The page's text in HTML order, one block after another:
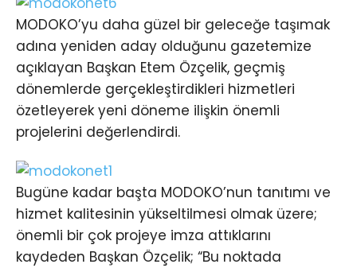
MODOKO’yu daha güzel bir geleceğe taşımak
adına yeniden aday olduğunu gazetemize
açıklayan Başkan Etem Özçelik, geçmiş
dönemlerde gerçekleştirdikleri hizmetleri
özetleyerek yeni döneme ilişkin önemli
projelerini değerlendirdi.
Bugüne kadar başta MODOKO’nun tanıtımı ve
hizmet kalitesinin yükseltilmesi olmak üzere;
önemli bir çok projeye imza attıklarını
kaydeden Başkan Özçelik; “Bu noktada